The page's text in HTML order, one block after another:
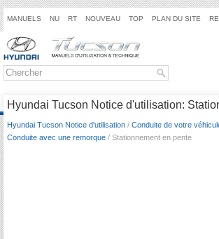
MANUELS NU RT NOUVEAU TOP PLAN DU SITE
Hyundai Tucson Notice d'utilisation:
Hyundai Tucson Notice d'utilisation / Conduite de votre
Conduite avec une remorque / Stationnement en pente